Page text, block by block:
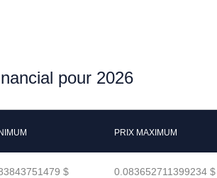
pour 2026
PRIX MAXIMUM
$ 0.083652711399234 $